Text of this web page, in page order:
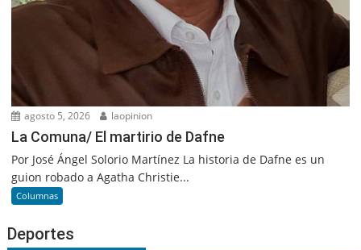
agosto 5, 2026 laopinion
La Comuna/ El martirio de Dafne
Por José Ángel Solorio Martínez La historia de Dafne es un
guion robado a Agatha Christie...
Columnas
Deportes